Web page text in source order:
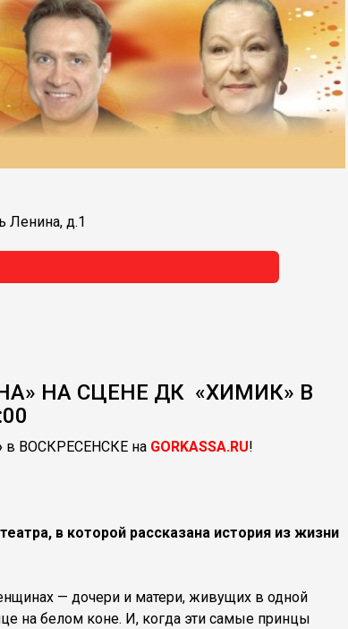
Ленина, д.1
НА СЦЕНЕ ДК «ХИМИК» В
в ВОСКРЕСЕНСКЕ на GORKASSA.RU!
в которой рассказана история из жизни
— дочери и матери, живущих в одной
на белом коне. И, когда эти самые принцы